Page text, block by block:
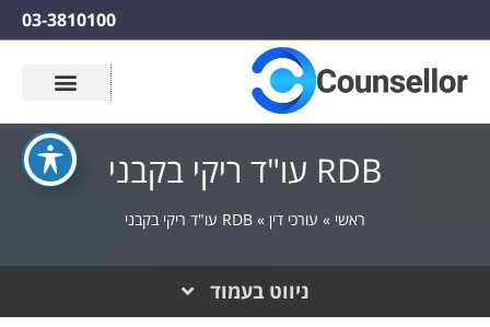
03-3810100
RDB עו"ד ריקי בקבני
ראשי » עורכי דין » RDB עו"ד ריקי בקבני
ניווט בעמוד